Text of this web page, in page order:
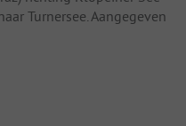
Turnersee. Aangegeven